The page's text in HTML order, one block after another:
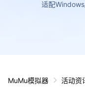
适配
MuMu模拟器 活动资